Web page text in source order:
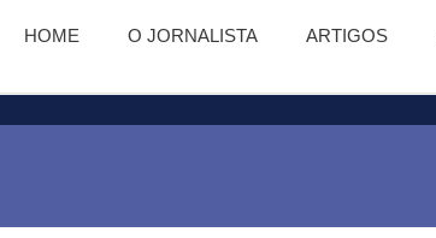
HOME O JORNALISTA ARTIGOS